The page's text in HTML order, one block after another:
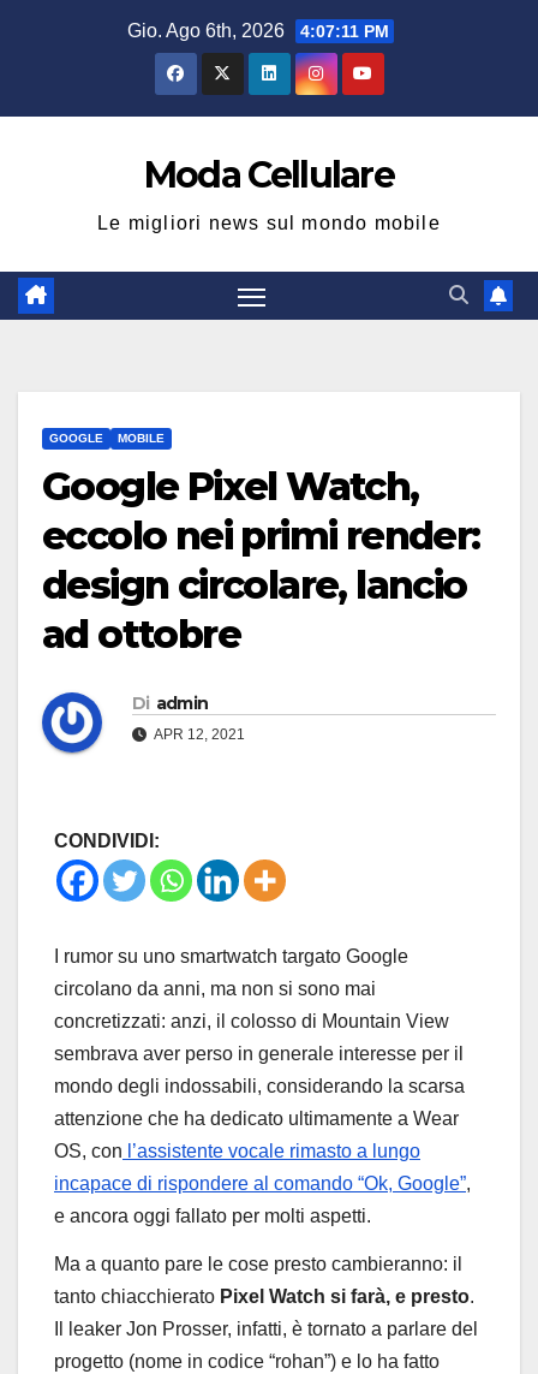
Gio. Ago 6th, 2026 4:07:12 PM
Moda Cellulare
Le migliori news sul mondo mobile
GOOGLE MOBILE
Google Pixel Watch,
eccolo nei primi render:
design circolare, lancio
ad ottobre
Di admin
APR 12, 2021
CONDIVIDI:
I rumor su uno smartwatch targato Google
circolano da anni, ma non si sono mai
concretizzati: anzi, il colosso di Mountain View
sembrava aver perso in generale interesse per il
mondo degli indossabili, considerando la scarsa
attenzione che ha dedicato ultimamente a Wear
OS, con l’assistente vocale rimasto a lungo
incapace di rispondere al comando “Ok, Google”,
e ancora oggi fallato per molti aspetti.
Ma a quanto pare le cose presto cambieranno: il
tanto chiacchierato Pixel Watch si farà, e presto.
Il leaker Jon Prosser, infatti, è tornato a parlare del
progetto (nome in codice “rohan”) e lo ha fatto